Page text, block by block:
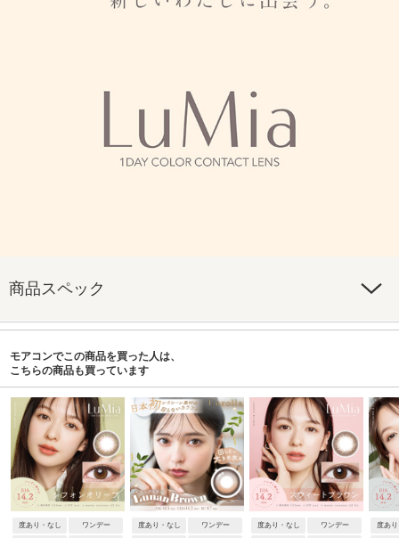
商品スペック
モアコンでこの商品を買った人は、
こちらの商品も買っています
度あり・なし ワンデー 度あり・なし ワンデー 度あり・なし ワンデー 度あ